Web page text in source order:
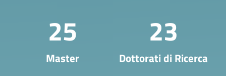
25
Master
23
Dottorati di Ricerca